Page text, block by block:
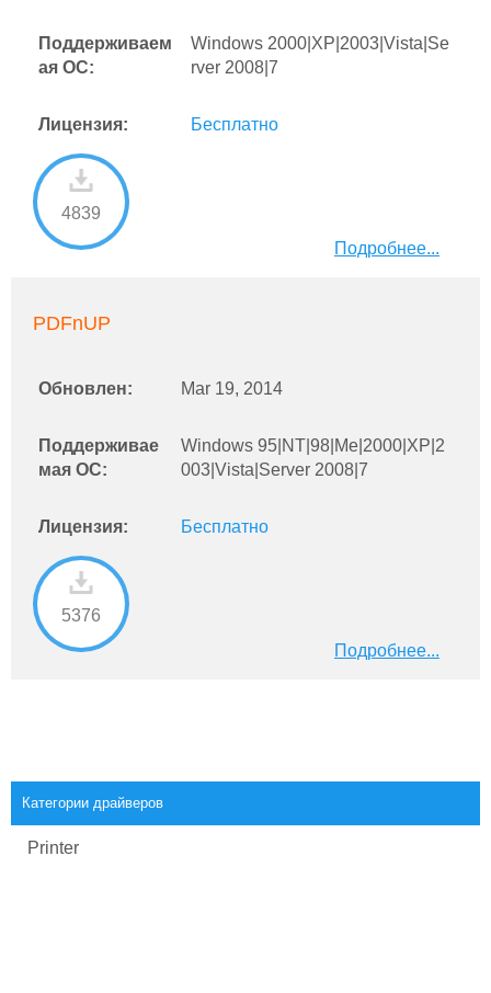
Категории драйверов
Printer
Поддерживаем
ая ОС:
Windows 2000|XP|2003|Vista|Se
rver 2008|7
Лицензия: Бесплатно
4839
Подробнее...
PDFnUP
Обновлен: Mar 19, 2014
Поддерживае
мая ОС:
Windows 95|NT|98|Me|2000|XP|2
003|Vista|Server 2008|7
Лицензия: Бесплатно
5376
Подробнее...